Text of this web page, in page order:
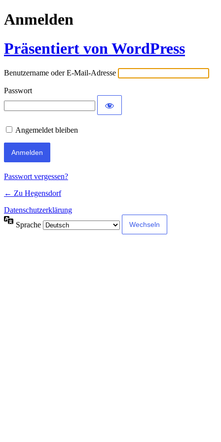
Anmelden
Präsentiert von WordPress
Benutzername oder E-Mail-Adresse
Passwort
Angemeldet bleiben
Passwort vergessen?
← Zu Hegensdorf
Datenschutzerklärung
Sprache